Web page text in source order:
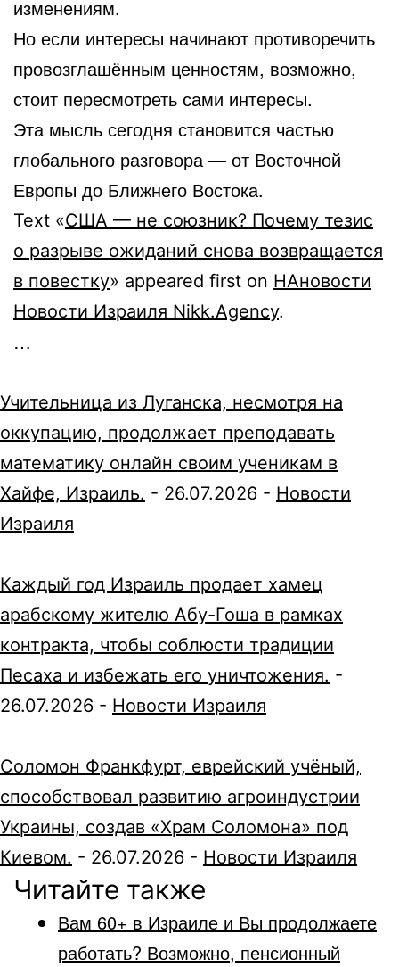
изменениям.
Но если интересы начинают противоречить
провозглашённым ценностям, возможно,
стоит пересмотреть сами интересы.
Эта мысль сегодня становится частью
глобального разговора — от Восточной
Европы до Ближнего Востока.
Text «США — не союзник? Почему тезис
о разрыве ожиданий снова возвращается
в повестку» appeared first on НАновости
Новости Израиля Nikk.Agency.
…
Учительница из Луганска, несмотря на
оккупацию, продолжает преподавать
математику онлайн своим ученикам в
Хайфе, Израиль. - 26.07.2026 - Новости
Израиля
Каждый год Израиль продает хамец
арабскому жителю Абу-Гоша в рамках
контракта, чтобы соблюсти традиции
Песаха и избежать его уничтожения. -
26.07.2026 - Новости Израиля
Соломон Франкфурт, еврейский учёный,
способствовал развитию агроиндустрии
Украины, создав «Храм Соломона» под
Киевом. - 26.07.2026 - Новости Израиля
Читайте также
Вам 60+ в Израиле и Вы продолжаете
работать? Возможно, пенсионный